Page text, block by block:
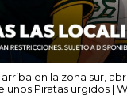
en la zona sur,
unos Piratas urgidos |